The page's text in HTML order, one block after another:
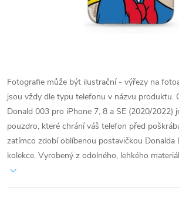
Fotografie může být ilustrační - výřezy na
jsou vždy dle typu telefonu v názvu produktu.
Donald 003 pro iPhone 7, 8 a SE (2020/2022)
pouzdro, které chrání váš telefon před
zatímco zdobí oblíbenou postavičkou Donalda
kolekce. Vyrobený z odolného, lehkého